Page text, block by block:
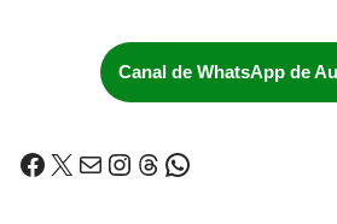
Canal de WhatsApp de